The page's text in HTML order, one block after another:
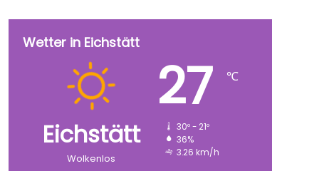
Wetter in Eichstätt
Eichstätt
Wolkenlos
27 ℃
30º - 21º
36%
3.26 km/h